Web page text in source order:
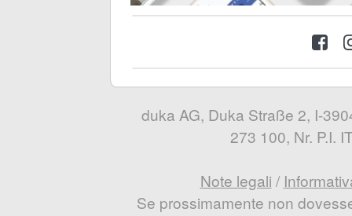
duka AG, Duka Straße 2, I-
273 100, Nr. P.I.
Note legali /
Se prossimamente non